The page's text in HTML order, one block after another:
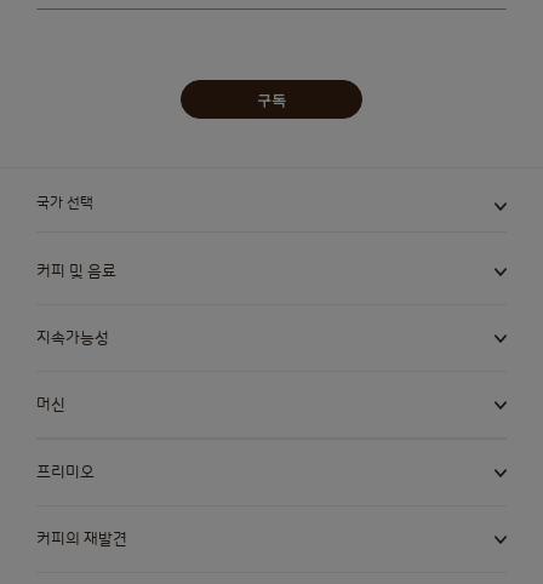
구독
국가 선택
커피 및 음료
지속가능성
머신
프리미오
커피의 재발견